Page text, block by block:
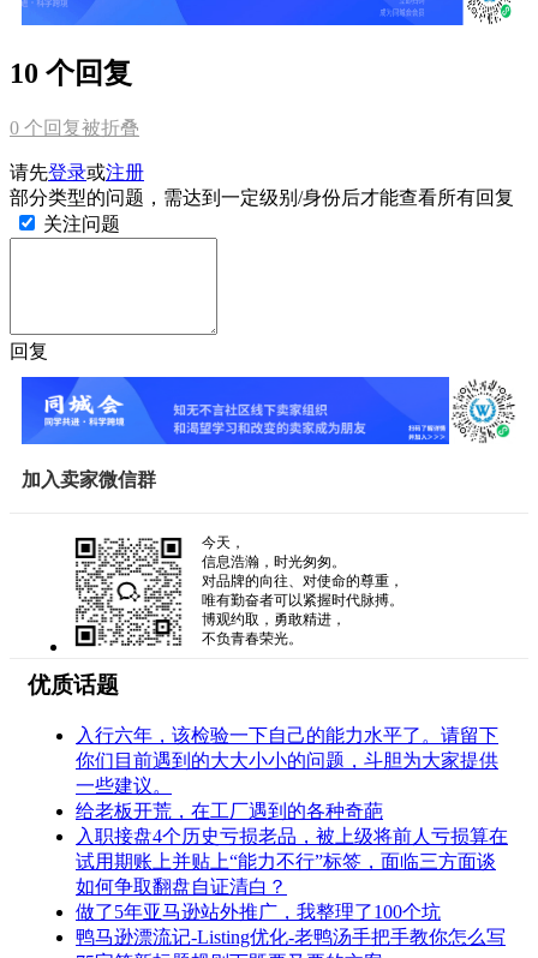
10 个回复
0 个回复被折叠
请先登录或注册
部分类型的问题，需达到一定级别/身份后才能查看所有回复
关注问题
回复
加入卖家微信群
今天，
信息浩瀚，时光匆匆。
对品牌的向往、对使命的尊重，
唯有勤奋者可以紧握时代脉搏。
博观约取，勇敢精进，
不负青春荣光。
优质话题
入行六年，该检验一下自己的能力水平了。请留下
你们目前遇到的大大小小的问题，斗胆为大家提供
一些建议。
给老板开荒，在工厂遇到的各种奇葩
入职接盘4个历史亏损老品，被上级将前人亏损算在
试用期账上并贴上“能力不行”标签，面临三方面谈
如何争取翻盘自证清白？
做了5年亚马逊站外推广，我整理了100个坑
鸭马逊漂流记-Listing优化-老鸭汤手把手教你怎么写